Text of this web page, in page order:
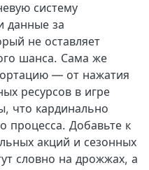
систему
данные за
не оставляет
шанса. Сама же
— от нажатия
ресурсов в игре
что кардинально
процесса. Добавьте к
акций и сезонных
словно на дрожжах, а